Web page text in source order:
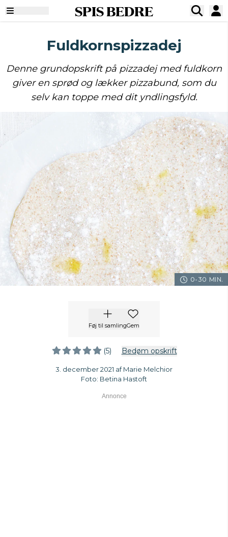
SPIS BEDRE
Fuldkornspizzadej
Denne grundopskrift på pizzadej med fuldkorn
giver en sprød og lækker pizzabund, som du
selv kan toppe med dit yndlingsfyld.
0-30 MIN.
Føj til samlingGem
(5) Bedøm opskrift
3. december 2021 af Marie Melchior
Foto: Betina Hastoft